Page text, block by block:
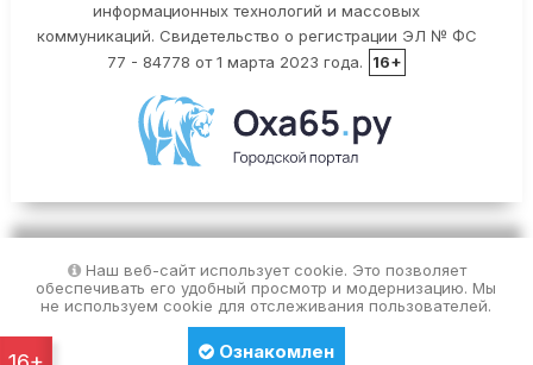
информационных технологий и массовых
коммуникаций. Свидетельство о регистрации ЭЛ № ФС
77 - 84778 от 1 марта 2023 года.
16+
Наш веб-сайт использует cookie. Это позволяет
обеспечивать его удобный просмотр и модернизацию. Мы
не используем cookie для отслеживания пользователей.
Ознакомлен